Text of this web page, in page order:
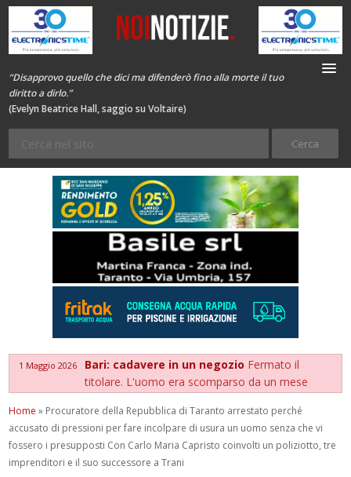
“Disapprovo quello che dici ma difenderò fino alla morte il tuo
diritto a dirlo.”
(Evelyn Beatrice Hall, saggio su Voltaire)
1 Maggio 2026 Bari: cadavere in un negozio Fermato il
titolare. L'uomo era scomparso da un mese
Home » Procuratore della Repubblica di Taranto arrestato perché
accusato di pressioni per fare incolpare di usura un uomo senza che vi
fossero i presupposti Con Carlo Maria Capristo coinvolti un poliziotto, tre
imprenditori e il suo successore a Trani